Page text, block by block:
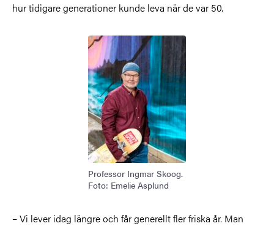
hur tidigare generationer kunde leva när de var 50.
Bild
Professor Ingmar Skoog.
Foto: Emelie Asplund
– Vi lever idag längre och får generellt fler friska år. Man